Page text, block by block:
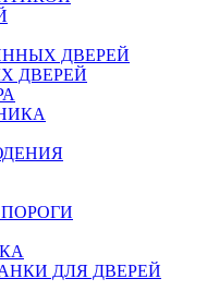
ДВЕРЕЙ
ДВЕРЕЙ
ДЛЯ ДВЕРЕЙ